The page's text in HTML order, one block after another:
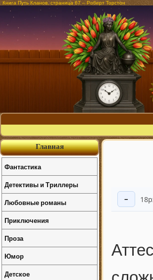
Книга Путь Кланов, страница 67 – Роберт Торстон
−
Главная
Фантастика
Детективы и Триллеры
Любовные романы
Приключения
Проза
Юмор
Детское